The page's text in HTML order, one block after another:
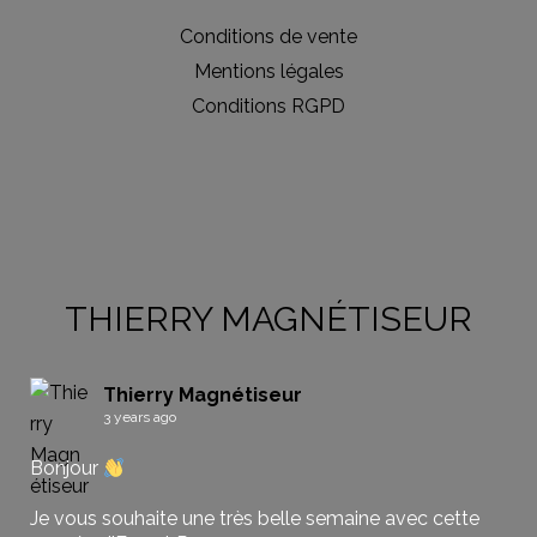
Conditions de vente
Mentions légales
Conditions RGPD
THIERRY MAGNÉTISEUR
Thierry Magnétiseur
3 years ago
Bonjour
Je vous souhaite une très belle semaine avec cette